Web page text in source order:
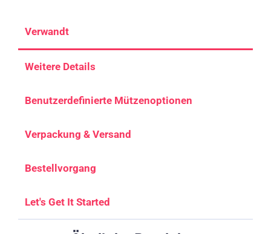
Verwandt
Weitere Details
Benutzerdefinierte Mützenoptionen
Verpackung & Versand
Bestellvorgang
Let's Get It Started